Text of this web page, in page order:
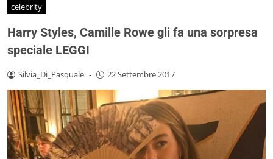
celebrity
Harry Styles, Camille Rowe gli fa una sorpresa
speciale LEGGI
Silvia_Di_Pasquale - 22 Settembre 2017